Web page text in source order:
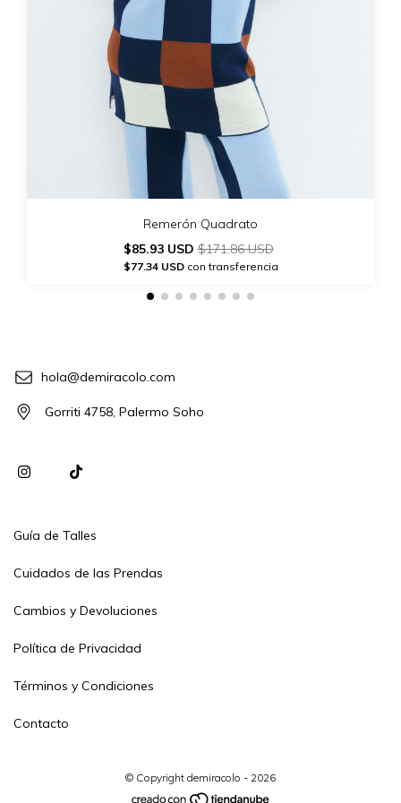
Remerón Quadrato
$85.93 USD$171.86 USD
$77.34 USDcon transferencia
hola@demiracolo.com
Gorriti 4758, Palermo Soho
Guía de Talles
Cuidados de las Prendas
Cambios y Devoluciones
Política de Privacidad
Términos y Condiciones
Contacto
© Copyright demiracolo - 2026